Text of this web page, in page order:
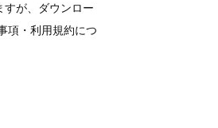
すが、ダウンロー
項・利用規約につ